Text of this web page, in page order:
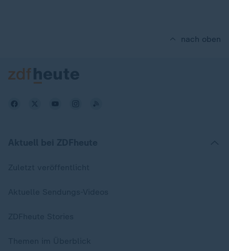
nach oben